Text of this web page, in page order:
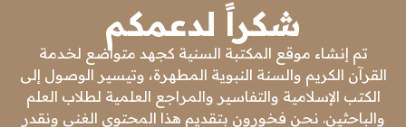
شكراً لدعمكم
تم إنشاء موقع المكتبة السنية كجهد متواضع لخدمة
القرآن الكريم والسنة النبوية المطهرة، وتيسير الوصول إلى
الكتب الإسلامية والتفاسير والمراجع العلمية لطلاب العلم
والباحثين. نحن فخورون بتقديم هذا المحتوى الغني ونقدر